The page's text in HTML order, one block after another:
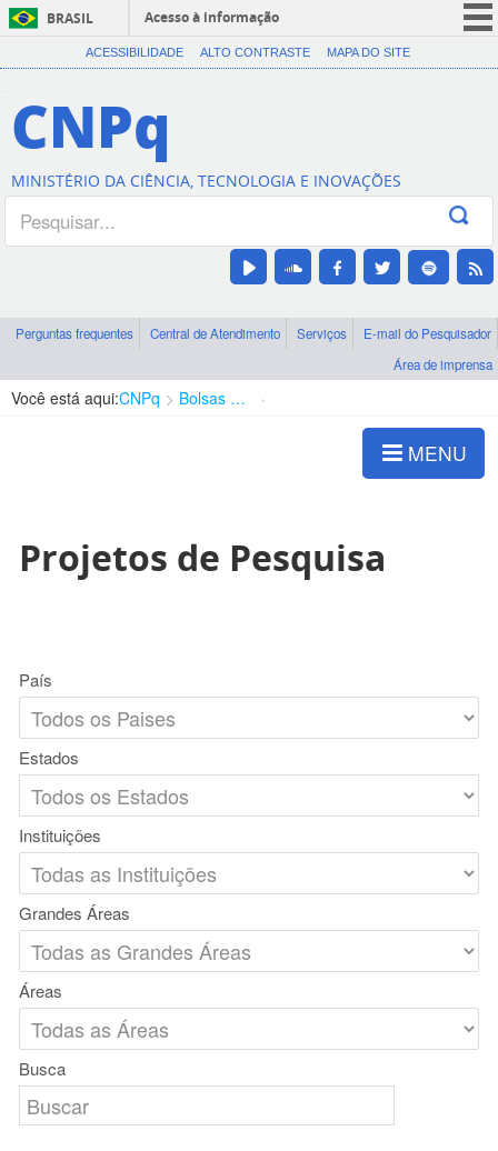
BRASIL
Acesso à informação
CORONAVÍRUS (COVID-19)
Canais
ACESSIBILIDADE ALTO CONTRASTE MAPA DO SITE
CNPq
MINISTÉRIO DA CIÊNCIA, TECNOLOGIA E INOVAÇÕES
Perguntas frequentes Central de Atendimento Serviços
E-mail do Pesquisador
Área de imprensa
Você está aqui:CNPq Bolsas e Auxílios Vigentes
MENU
Projetos de Pesquisa
País
Estados
Instituições
Grandes Áreas
Áreas
Busca